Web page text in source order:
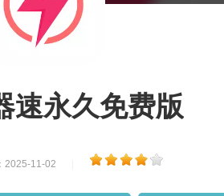
速永久免费版
2025-11-02